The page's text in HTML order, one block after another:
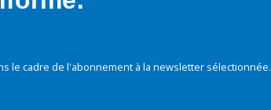
le cadre de l'abonnement à la newsletter sélectionnée.